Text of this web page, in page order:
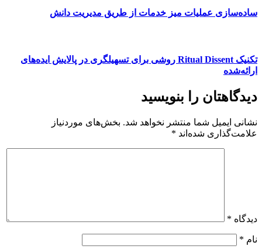
ساده‌سازی عملیات میز خدمات از طریق مدیریت ‌دانش
تکنیک Ritual Dissent روشی برای تسهیلگری در پالایش ایده‌های
ارائه‌شده
دیدگاهتان را بنویسید
نشانی ایمیل شما منتشر نخواهد شد. بخش‌های موردنیاز
علامت‌گذاری شده‌اند *
دیدگاه *
نام *